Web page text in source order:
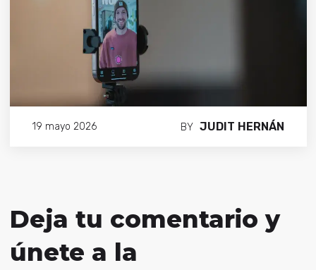
19 mayo 2026 BY JUDIT HERNÁN
Deja tu comentario y
únete a la